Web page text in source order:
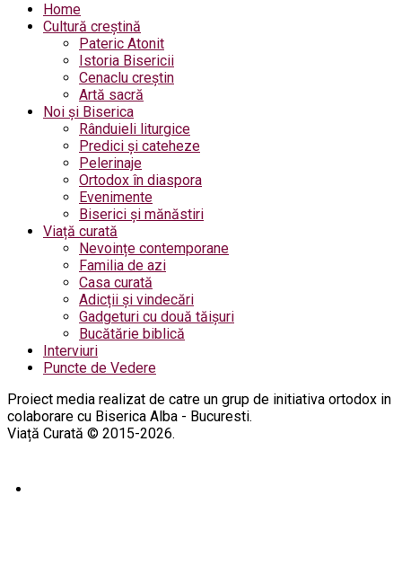
Home
Cultură creștină
Pateric Atonit
Istoria Bisericii
Cenaclu creștin
Artă sacră
Noi și Biserica
Rânduieli liturgice
Predici și cateheze
Pelerinaje
Ortodox în diaspora
Evenimente
Biserici și mănăstiri
Viață curată
Nevoințe contemporane
Familia de azi
Casa curată
Adicții și vindecări
Gadgeturi cu două tăișuri
Bucătărie biblică
Interviuri
Puncte de Vedere
Proiect media realizat de catre un grup de initiativa ortodox in
colaborare cu Biserica Alba - Bucuresti.
Viață Curată © 2015-2026.